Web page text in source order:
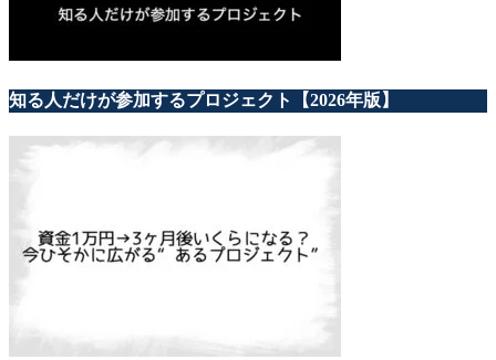
知る人だけが参加するプロジェクト【2026年版】